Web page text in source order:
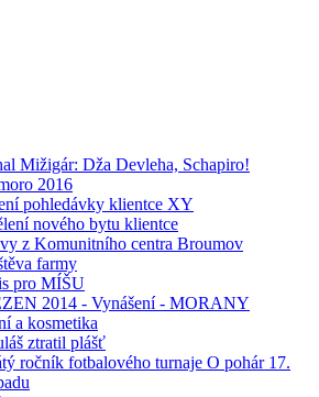
Mižigár: Dža Devleha, Schapiro!
2016
pohledávky klientce XY
nového bytu klientce
z Komunitního centra Broumov
farmy
pro MÍŠU
2014 - Vynášení - MORANY
a kosmetika
ztratil plášť
ročník fotbalového turnaje O pohár 17.